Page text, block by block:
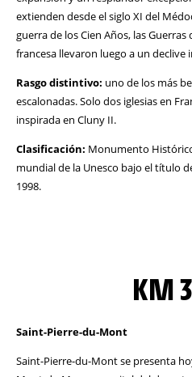
extienden desde el siglo XI del
guerra de los Cien Años, las
francesa llevaron luego a un declive
Rasgo distintivo: uno de los más
escalonadas. Solo dos iglesias en
inspirada en Cluny II.
Clasificación: Monumento
mundial de la Unesco bajo el título
1998.
KM
Saint-Pierre-du-Mont
Saint-Pierre-du-Mont se presenta